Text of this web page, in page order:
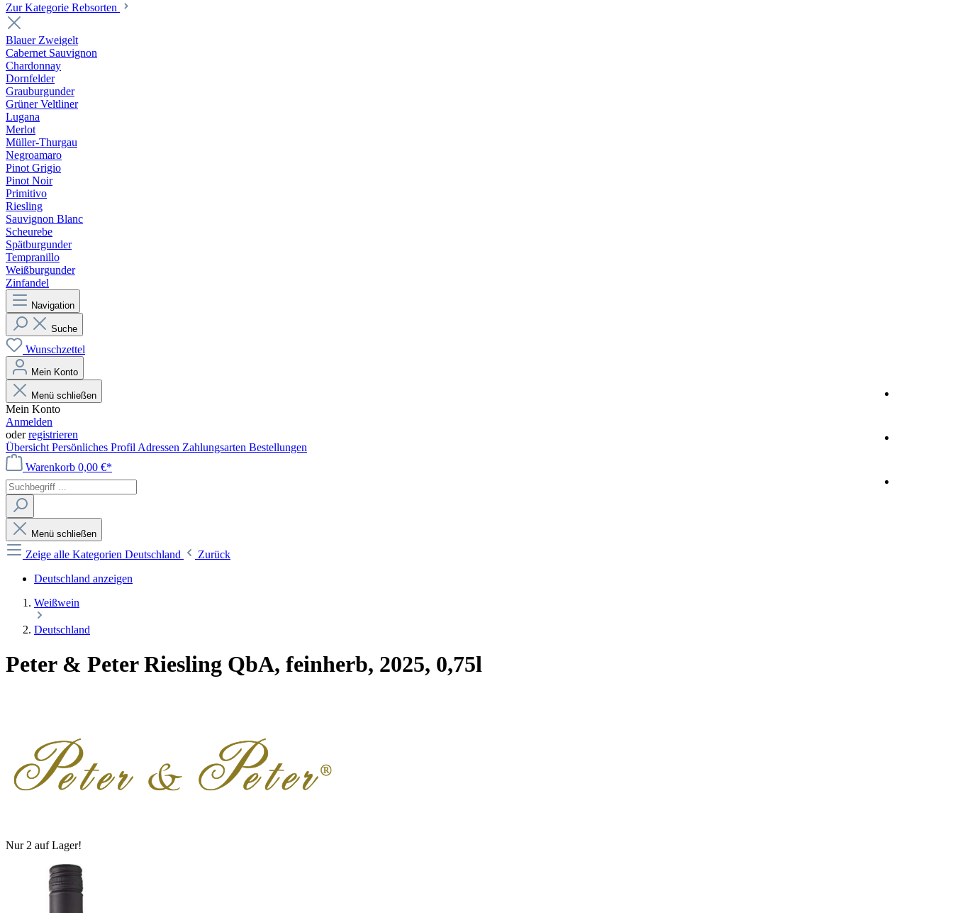
Zur Kategorie Rebsorten
Blauer Zweigelt
Cabernet Sauvignon
Chardonnay
Dornfelder
Grauburgunder
Grüner Veltliner
Lugana
Merlot
Müller-Thurgau
Negroamaro
Pinot Grigio
Pinot Noir
Primitivo
Riesling
Sauvignon Blanc
Scheurebe
Spätburgunder
Tempranillo
Weißburgunder
Zinfandel
Navigation
Suche
Wunschzettel
Mein Konto
Menü schließen
Mein Konto
Anmelden
oderregistrieren
Übersicht Persönliches Profil Adressen Zahlungsarten Bestellungen
Warenkorb 0,00 €*
Menü schließen
Zeige alle Kategorien Deutschland
Zurück
Deutschland anzeigen
Weißwein
Deutschland
Peter & Peter Riesling QbA, feinherb, 2025, 0,75l
Nur 2 auf Lager!